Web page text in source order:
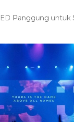
Panggung untuk